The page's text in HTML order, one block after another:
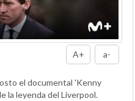
A+ a-
el documental 'Kenny
la leyenda del Liverpool.